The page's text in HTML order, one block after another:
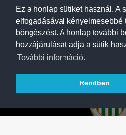
Ez a honlap sütiket használ. A
elfogadásával kényelmesebbé
böngészést. A honlap további
hozzájárulását adja a sütik
További információ.
Rendben